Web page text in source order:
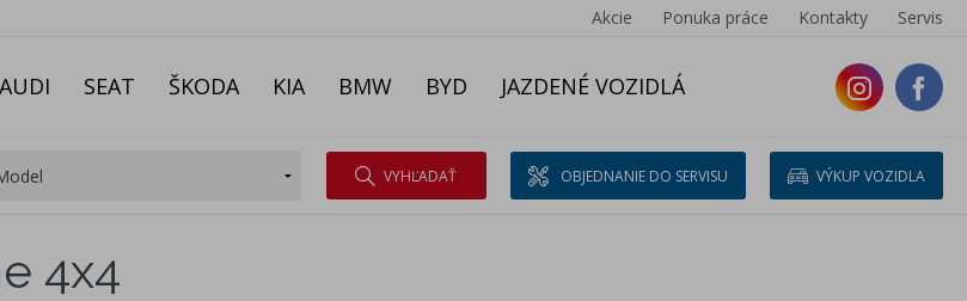
Akcie Ponuka práce Kontakty Servis
AUDI SEAT ŠKODA KIA BMW BYD JAZDENÉ VOZIDLÁ
VYHĽADAŤ OBJEDNANIE DO SERVISU VÝKUP VOZIDLA
4x4